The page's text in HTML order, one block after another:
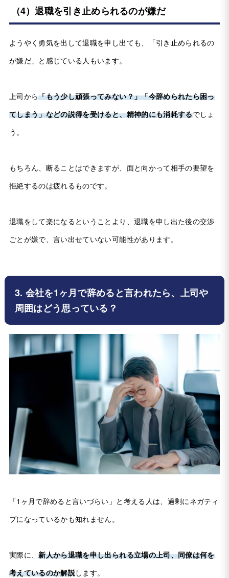
（4）退職を引き止められるのが嫌だ
ようやく勇気を出して退職を申し出ても、「引き止められるの
が嫌だ」と感じている人もいます。
上司から「もう少し頑張ってみない？」「今辞められたら困っ
てしまう」などの説得を受けると、精神的にも消耗するでしょ
う。
もちろん、断ることはできますが、面と向かって相手の要望を
拒絶するのは疲れるものです。
退職をして楽になるということより、退職を申し出た後の交渉
ごとが嫌で、言い出せていない可能性があります。
3. 会社を1ヶ月で辞めると言われたら、上司や
周囲はどう思っている？
「1ヶ月で辞めると言いづらい」と考える人は、過剰にネガティ
ブになっているかも知れません。
実際に、新人から退職を申し出られる立場の上司、同僚は何を
考えているのか解説します。